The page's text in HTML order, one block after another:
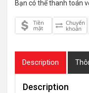
Bạn có thể thanh toán
Description
Description